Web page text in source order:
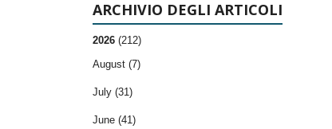
ARCHIVIO DEGLI ARTICOLI
2026 (212)
August (7)
July (31)
June (41)